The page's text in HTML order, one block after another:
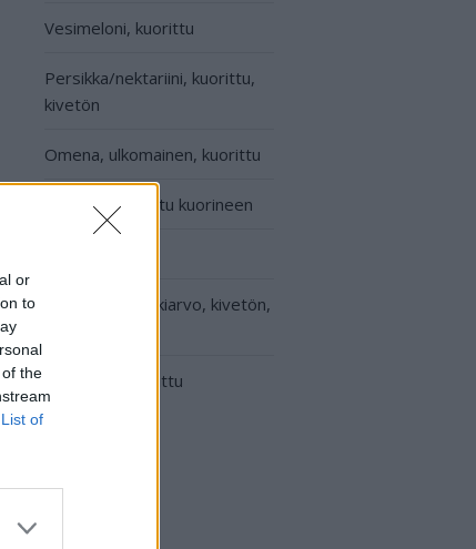
or
to
the
List of
Vesimeloni, kuorittu
Persikka/nektariini, kuorittu,
kivetön
Omena, ulkomainen, kuorittu
Banaani, punnittu kuorineen
Viinirypäle, keskiarvo, kivetön,
Appelsiini, kuorittu